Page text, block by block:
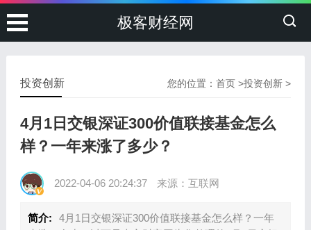
极客财经网
您的位置：首页 >投资创新 >
投资创新
4月1日交银深证300价值联接基金怎么
样？一年来涨了多少？
2022-04-06 20:24:37 来源：互联网
简介:
4月1日交银深证300价值联接基金怎么样？一年